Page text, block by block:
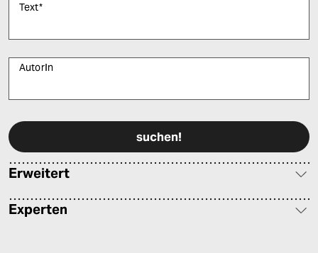
Text*
AutorIn
Erweitert
Experten